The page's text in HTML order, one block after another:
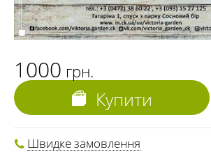
1000 грн.
Купити
Швидке замовлення